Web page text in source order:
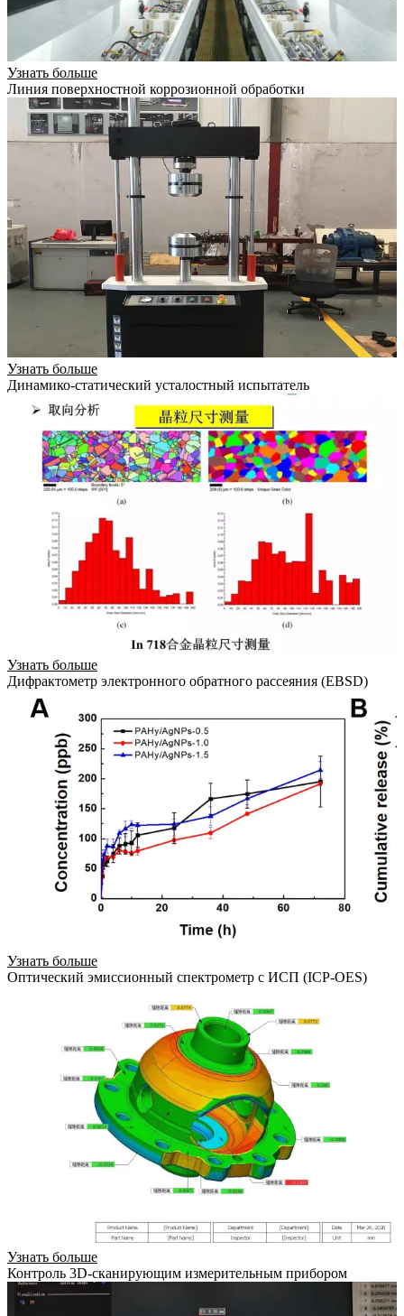
Узнать больше
Линия поверхностной коррозионной обработки
Узнать больше
Динамико-статический усталостный испытатель
Узнать больше
Дифрактометр электронного обратного рассеяния (EBSD)
Узнать больше
Оптический эмиссионный спектрометр с ИСП (ICP-OES)
Узнать больше
Контроль 3D-сканирующим измерительным прибором